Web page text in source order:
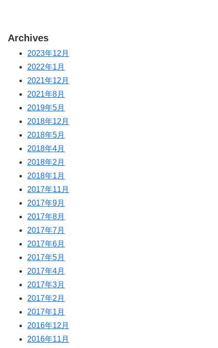
Archives
2023年12月
2022年1月
2021年12月
2021年8月
2019年5月
2018年12月
2018年5月
2018年4月
2018年2月
2018年1月
2017年11月
2017年9月
2017年8月
2017年7月
2017年6月
2017年5月
2017年4月
2017年3月
2017年2月
2017年1月
2016年12月
2016年11月